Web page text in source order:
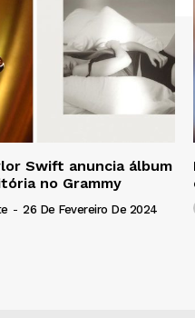
Swift anuncia álbum
no Grammy
- 26 De Fevereiro De 2024